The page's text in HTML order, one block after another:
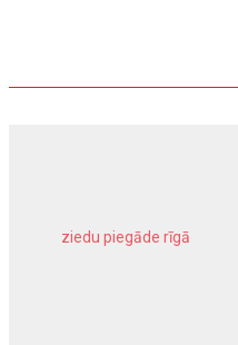
ziedu piegāde rīgā